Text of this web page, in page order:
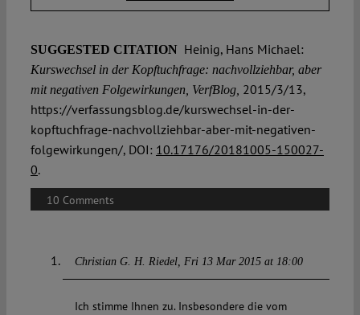
SUGGESTED CITATION Heinig, Hans Michael:
Kurswechsel in der Kopftuchfrage: nachvollziehbar, aber
mit negativen Folgewirkungen, VerfBlog, 2015/3/13,
https://verfassungsblog.de/kurswechsel-in-der-
kopftuchfrage-nachvollziehbar-aber-mit-negativen-
folgewirkungen/, DOI: 10.17176/20181005-150027-
0.
10 Comments
Christian G. H. Riedel Fri 13 Mar 2015 at 18:00
Ich stimme Ihnen zu. Insbesondere die vom